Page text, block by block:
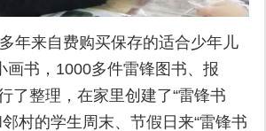
年来自费购买保存的适合少年儿
画书，1000多件雷锋图书、报
了整理，在家里创建了“雷锋书
村的学生周末、节假日来“雷锋书